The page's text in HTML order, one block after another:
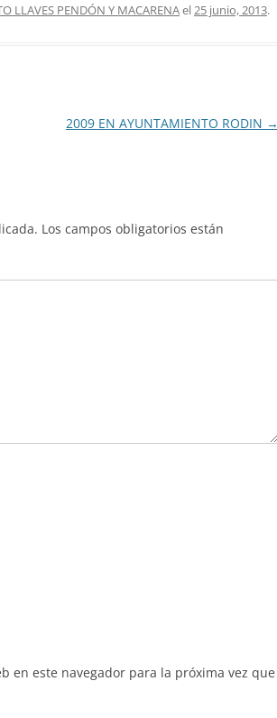
LLAVES PENDÓN Y MACARENAel 25 junio, 2013.
2009 EN AYUNTAMIENTO RODIN →
Los campos obligatorios están
en este navegador para la próxima vez que